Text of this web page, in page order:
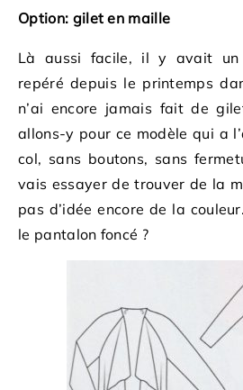
Option: gilet en maille
Là aussi facile, il y avait un
repéré depuis le printemps
n’ai encore jamais fait de
allons-y pour ce modèle qui a
col, sans boutons, sans
vais essayer de trouver de la
pas d’idée encore de la
le pantalon foncé ?